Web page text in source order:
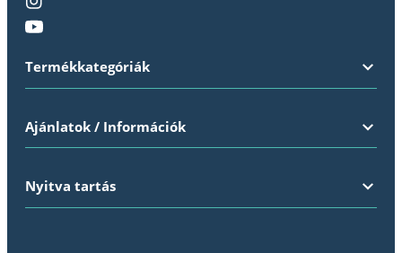
Termékkategóriák
Ajánlatok / Információk
Nyitva tartás